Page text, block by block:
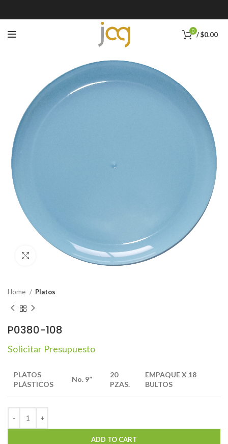
0 /$0.00
Click to enlarge
Home Platos
P0380-108
Solicitar Presupuesto
PLATOS
PLÁSTICOS
No. 9”
20
PZAS.
EMPAQUEX 18
BULTOS
ADD TO CART